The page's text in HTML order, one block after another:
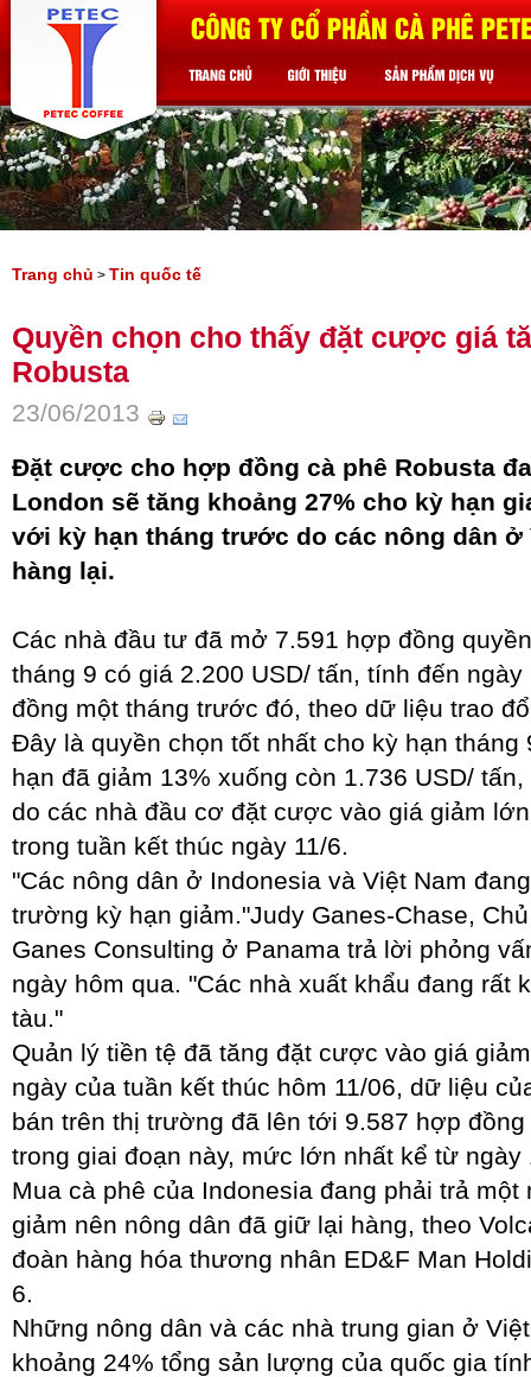
Trang chủ > Tin quốc tế
Quyền chọn cho thấy đặt cược giá
Robusta
23/06/2013
Đặt cược cho hợp đồng cà phê Robusta
London sẽ tăng khoảng 27% cho kỳ hạn
với kỳ hạn tháng trước do các nông dân ở
hàng lại.
Các nhà đầu tư đã mở 7.591 hợp đồng
tháng 9 có giá 2.200 USD/ tấn, tính đến
đồng một tháng trước đó, theo dữ liệu trao
Đây là quyền chọn tốt nhất cho kỳ hạn tháng
hạn đã giảm 13% xuống còn 1.736 USD/
do các nhà đầu cơ đặt cược vào giá giảm
trong tuần kết thúc ngày 11/6.
"Các nông dân ở Indonesia và Việt Nam
trường kỳ hạn giảm."Judy Ganes-Chase,
Ganes Consulting ở Panama trả lời phỏng
ngày hôm qua. "Các nhà xuất khẩu đang rất
tàu."
Quản lý tiền tệ đã tăng đặt cược vào giá
ngày của tuần kết thúc hôm 11/06, dữ liệu
bán trên thị trường đã lên tới 9.587 hợp
trong giai đoạn này, mức lớn nhất kể từ ngày
Mua cà phê của Indonesia đang phải trả
giảm nên nông dân đã giữ lại hàng, theo
đoàn hàng hóa thương nhân ED&F Man
6.
Những nông dân và các nhà trung gian ở
khoảng 24% tổng sản lượng của quốc gia